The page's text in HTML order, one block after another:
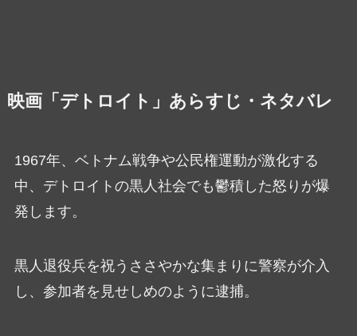
映画「デトロイト」あらすじ・ネタバレ
1967年、ベトナム戦争や公民権運動が激化する
中、デトロイトの黒人社会でも鬱積した怒りが爆
発します。
黒人退役兵を祝うささやかな集まりに警察が介入
し、参加者を見せしめのように逮捕。